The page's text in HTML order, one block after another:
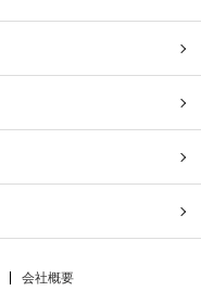
会社概要